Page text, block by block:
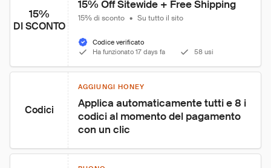
15%
DI SCONTO
15% Off Sitewide + Free Shipping
15% di sconto • Su tutto il sito
Codice verificato
Ha funzionato 17 days fa
58 usi
Codici
AGGIUNGI HONEY
Applica automaticamente tutti e 8 i
codici al momento del pagamento
con un clic